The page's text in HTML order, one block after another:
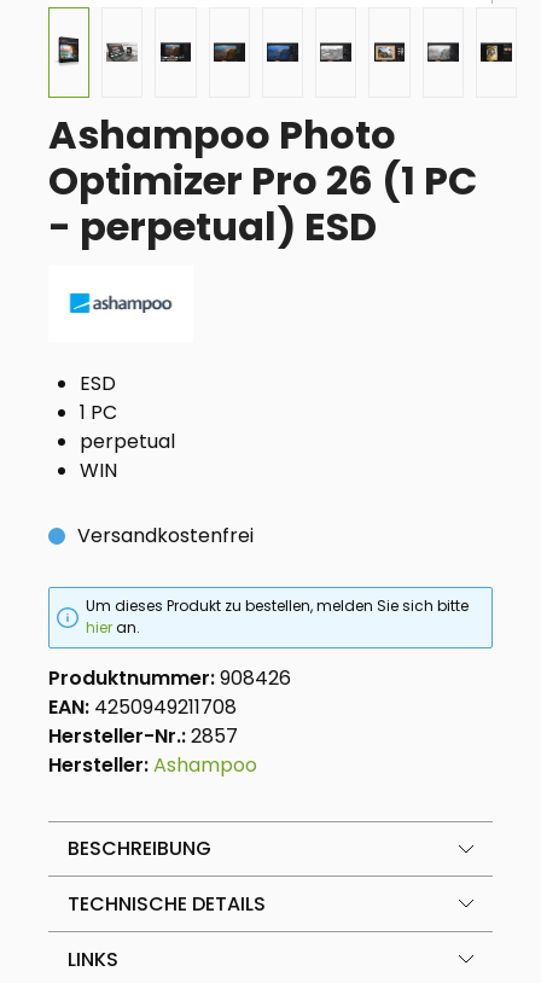
Ashampoo Photo
Optimizer Pro 26 (1 PC
- perpetual) ESD
ESD
1 PC
perpetual
WIN
Versandkostenfrei
Um dieses Produkt zu bestellen, melden Sie sich bitte
hieran.
Produktnummer:908426
EAN: 4250949211708
Hersteller-Nr.:2857
Hersteller:Ashampoo
BESCHREIBUNG
TECHNISCHE DETAILS
LINKS